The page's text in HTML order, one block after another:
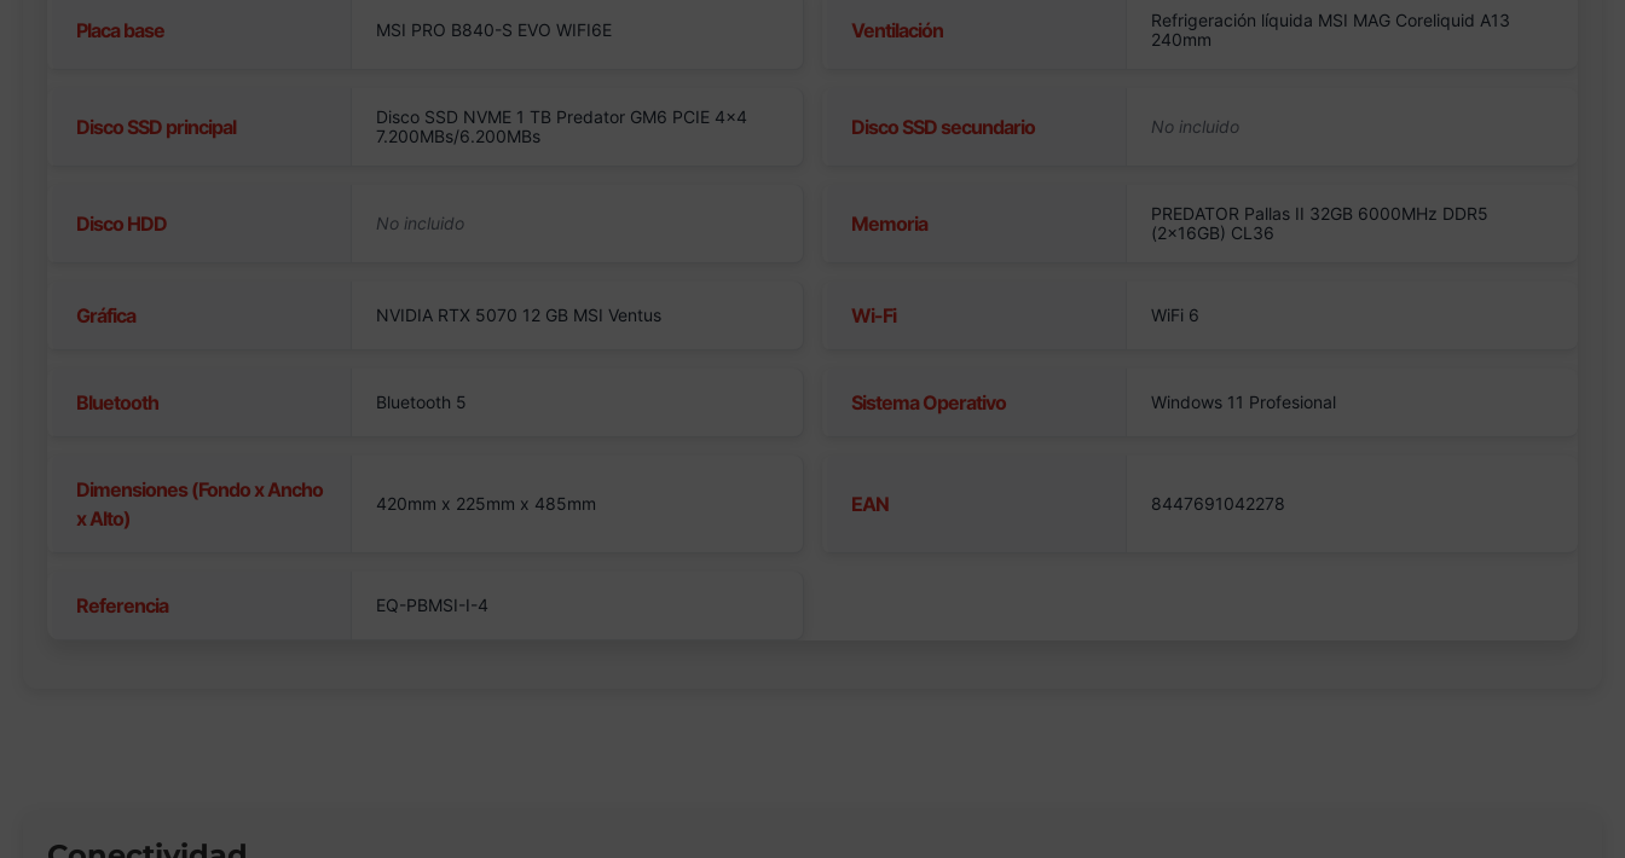
Placa base MSI PRO B840-S EVO WIFI6E Ventilación
Refrigeración líquida MSI MAG Coreliquid A13
240mm
Disco SSD principal
Disco SSD NVME 1 TB Predator GM6 PCIE 4×4
7.200MBs/6.200MBs
Disco SSD secundario
Disco HDD Memoria
PREDATOR Pallas II 32GB 6000MHz DDR5
(2x16GB) CL36
Gráfica NVIDIA RTX 5070 12 GB MSI Ventus Wi-Fi WiFi 6
Bluetooth Bluetooth 5 Sistema Operativo Windows 11 Profesional
Dimensiones (Fondo x Ancho
x Alto)
420mm x 225mm x 485mm EAN 8447691042278
Referencia EQ-PBMSI-I-4